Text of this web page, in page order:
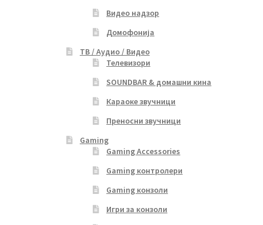
Видео надзор
Домофонија
ТВ / Аудио / Видео
Телевизори
SOUNDBAR & домашни кина
Караоке звучници
Преносни звучници
Gaming
Gaming Accessories
Gaming контролери
Gaming конзоли
Игри за конзоли